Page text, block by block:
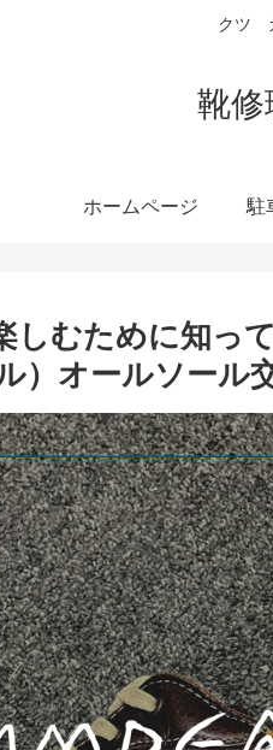
クツ
靴
ホームページ 駐
しむために知っ
）オールソール